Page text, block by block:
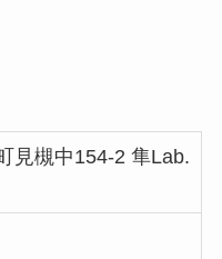
見槻中154-2 隼Lab.